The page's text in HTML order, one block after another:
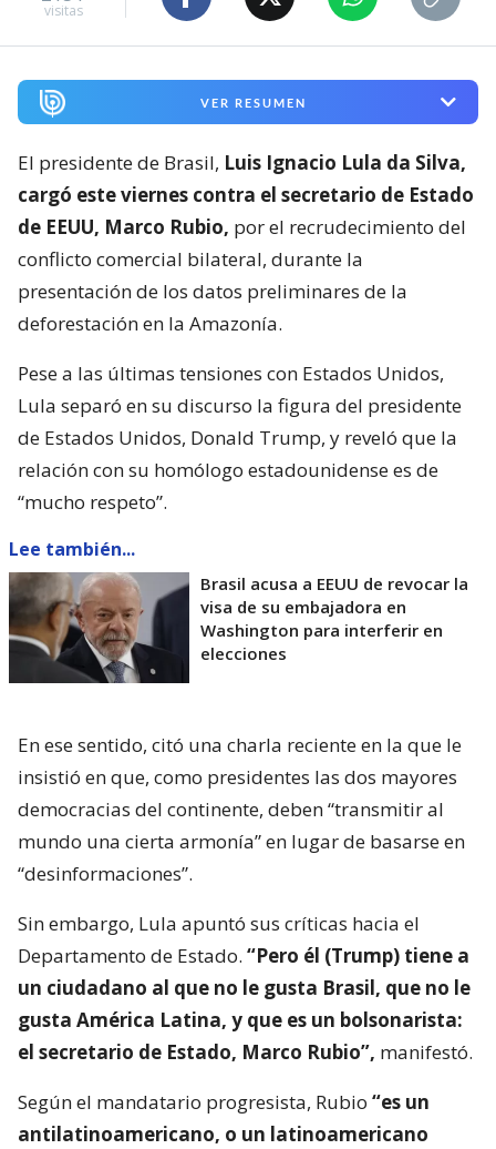
visitas
VER RESUMEN
El presidente de Brasil, Luis Ignacio Lula da Silva,
cargó este viernes contra el secretario de Estado
de EEUU, Marco Rubio, por el recrudecimiento del
conflicto comercial bilateral, durante la
presentación de los datos preliminares de la
deforestación en la Amazonía.
Pese a las últimas tensiones con Estados Unidos,
Lula separó en su discurso la figura del presidente
de Estados Unidos, Donald Trump, y reveló que la
relación con su homólogo estadounidense es de
“mucho respeto”.
Lee también...
Brasil acusa a EEUU de revocar la
visa de su embajadora en
Washington para interferir en
elecciones
En ese sentido, citó una charla reciente en la que le
insistió en que, como presidentes las dos mayores
democracias del continente, deben “transmitir al
mundo una cierta armonía” en lugar de basarse en
“desinformaciones”.
Sin embargo, Lula apuntó sus críticas hacia el
Departamento de Estado. “Pero él (Trump) tiene a
un ciudadano al que no le gusta Brasil, que no le
gusta América Latina, y que es un bolsonarista:
el secretario de Estado, Marco Rubio”, manifestó.
Según el mandatario progresista, Rubio “es un
antilatinoamericano, o un latinoamericano